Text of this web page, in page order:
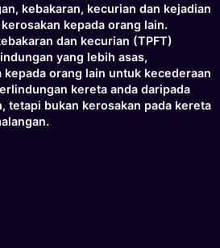
kebakaran, kecurian dan kejadian
kepada orang lain.
dan kecurian (TPFT)
yang lebih asas,
orang lain untuk kecederaan
kereta anda daripada
tetapi bukan kerosakan pada kereta